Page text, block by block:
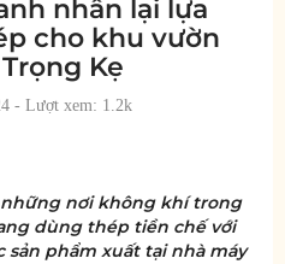
nhân lại lựa
cho khu vườn
Kẹ
- Lượt xem: 1.2k
nơi không khí trong
dùng thép tiền chế với
phẩm xuất tại nhà máy